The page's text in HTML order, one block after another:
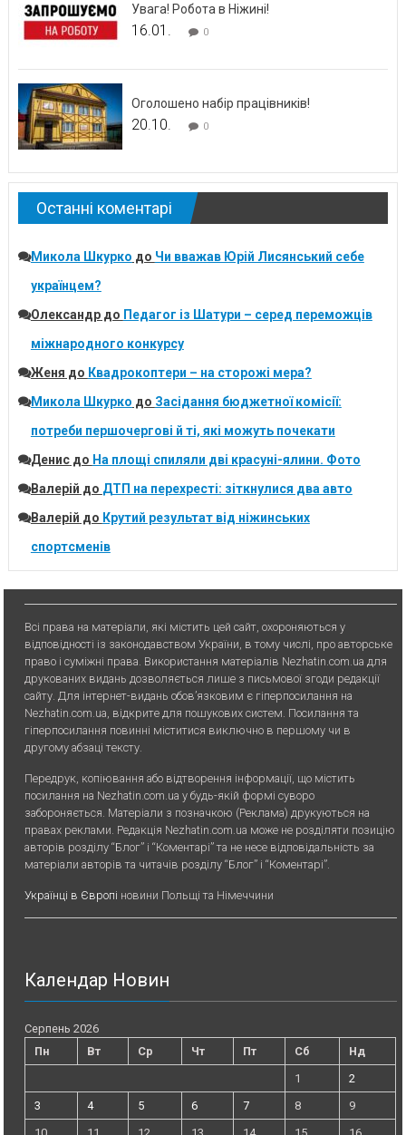
Увага! Робота в Ніжині!
16.01. 0
Оголошено набір працівників!
20.10. 0
Останні коментарі
Микола Шкурко до Чи вважав Юрій Лисянський себе
українцем?
Олександрдо Педагог із Шатури – серед переможців
міжнародного конкурсу
Женя до Квадрокоптери – на сторожі мера?
Микола Шкурко до Засідання бюджетної комісії:
потреби першочергові й ті, які можуть почекати
Денисдо На площі спиляли дві красуні-ялини. Фото
Валерій до ДТП на перехресті: зіткнулися два авто
Валерій до Крутий результат від ніжинських
спортсменів
Всі права на матеріали, які містить цей сайт, охороняються у
відповідності із законодавством України, в тому числі, про авторське
право і суміжні права. Використання матерiалiв Nezhatin.com.ua для
друкованих видань дозволяється лише з письмової згоди редакції
сайту. Для iнтернет-видань обов’язковим є гiперпосилання на
Nezhatin.com.ua, відкрите для пошукових систем. Посилання та
гіперпосилання повинні міститися виключно в першому чи в
другому абзаці тексту.
Передрук, копiювання або вiдтворення iнформацiї, що мiстить
посилання на Nezhatin.com.ua у будь-якiй формi суворо
забороняється. Матеріали з позначкою (Реклама) друкуються на
правах реклами. Редакція Nezhatin.com.ua може не розділяти позицію
авторів розділу “Блог” і “Коментарі” та не несе відповідальність за
матеріали авторів та читачів розділу “Блог” і “Коментарі”.
Українці в Європі новини Польщі та Німеччини
Календар Новин
Серпень 2026
Пн
Вт Ср Чт Пт Сб
Нд
1
2
3
4 5 6 7 8
9